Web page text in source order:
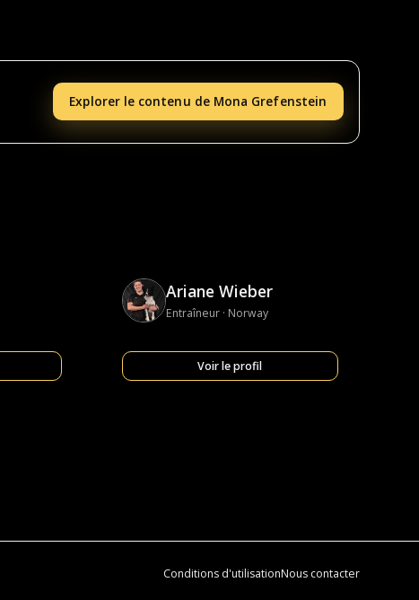
Explorer le contenu de Mona Grefenstein
Ariane Wieber
Entraîneur · Norway
Voir le profil
Conditions d'utilisationNous contacter